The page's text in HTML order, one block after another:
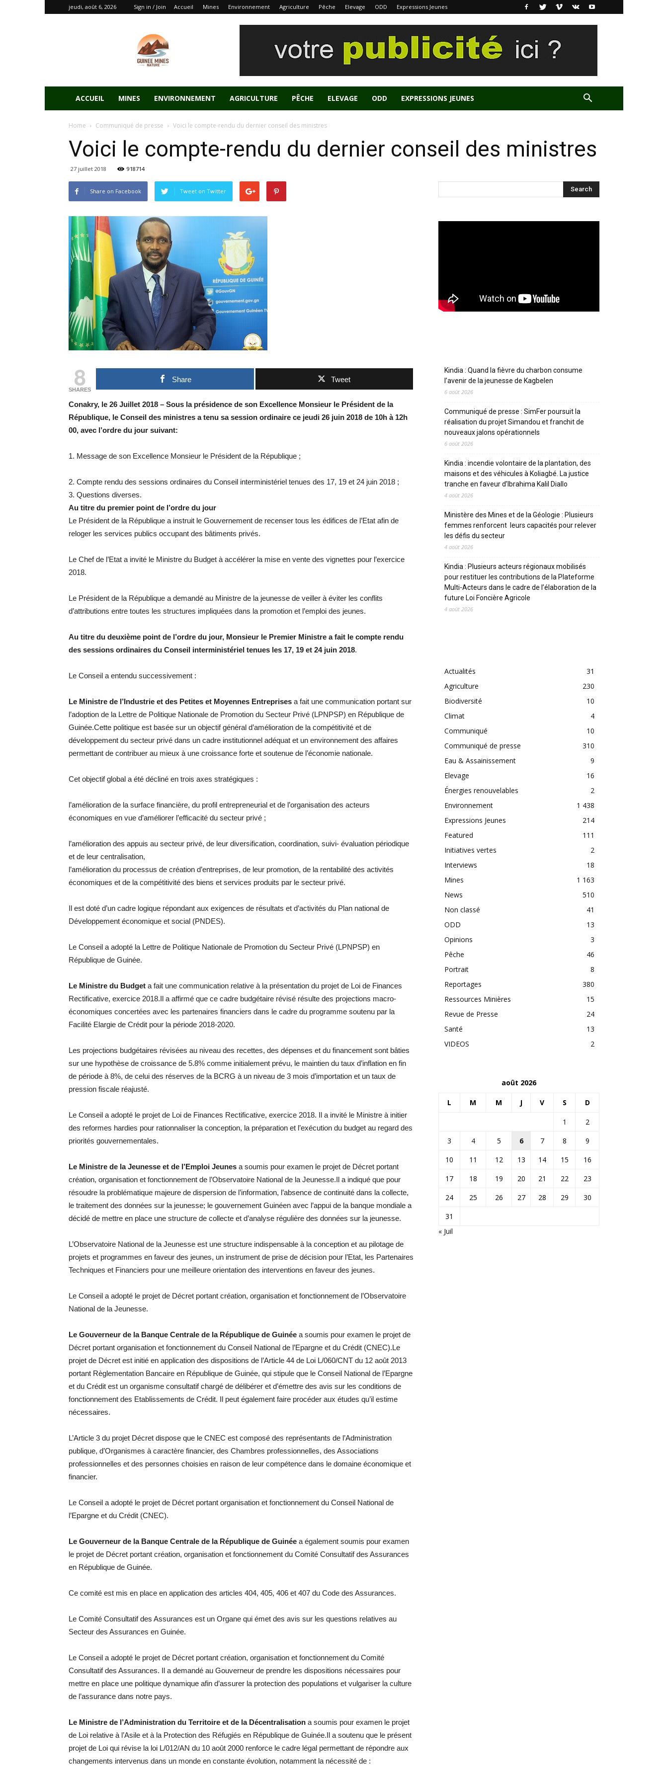
jeudi, août 6, 2026 Sign in / Join Accueil Mines Environnement Agriculture Pêche Elevage ODD Expressions Jeunes
ACCUEIL MINES ENVIRONNEMENT AGRICULTURE PÊCHE ELEVAGE ODD EXPRESSIONS JEUNES
Home Communiqué de presse Voici le compte-rendu du dernier conseil des ministres
Voici le compte-rendu du dernier conseil des ministres
27 juillet 2018 918714
Share on Facebook Tweet on Twitter
8
SHARES
Share Tweet
Conakry, le 26 Juillet 2018 – Sous la présidence de son Excellence Monsieur le Président de la
République, le Conseil des ministres a tenu sa session ordinaire ce jeudi 26 juin 2018 de 10h à 12h
00, avec l’ordre du jour suivant:
1. Message de son Excellence Monsieur le Président de la République ;
2. Compte rendu des sessions ordinaires du Conseil interministériel tenues des 17, 19 et 24 juin 2018 ;
3. Questions diverses.
Au titre du premier point de l’ordre du jour
Le Président de la République a instruit le Gouvernement de recenser tous les édifices de l’Etat afin de
reloger les services publics occupant des bâtiments privés.
Le Chef de l’Etat a invité le Ministre du Budget à accélérer la mise en vente des vignettes pour l’exercice
2018.
Le Président de la République a demandé au Ministre de la jeunesse de veiller à éviter les conflits
d’attributions entre toutes les structures impliquées dans la promotion et l’emploi des jeunes.
Au titre du deuxième point de l’ordre du jour, Monsieur le Premier Ministre a fait le compte rendu
des sessions ordinaires du Conseil interministériel tenues les 17, 19 et 24 juin 2018.
Le Conseil a entendu successivement :
Le Ministre de l’Industrie et des Petites et Moyennes Entreprises a fait une communication portant sur
l’adoption de la Lettre de Politique Nationale de Promotion du Secteur Privé (LPNPSP) en République de
Guinée.Cette politique est basée sur un objectif général d’amélioration de la compétitivité et de
développement du secteur privé dans un cadre institutionnel adéquat et un environnement des affaires
permettant de contribuer au mieux à une croissance forte et soutenue de l’économie nationale.
Cet objectif global a été décliné en trois axes stratégiques :
l’amélioration de la surface financière, du profil entrepreneurial et de l’organisation des acteurs
économiques en vue d’améliorer l’efficacité du secteur privé ;
l’amélioration des appuis au secteur privé, de leur diversification, coordination, suivi- évaluation périodique
et de leur centralisation,
l’amélioration du processus de création d’entreprises, de leur promotion, de la rentabilité des activités
économiques et de la compétitivité des biens et services produits par le secteur privé.
Il est doté d’un cadre logique répondant aux exigences de résultats et d’activités du Plan national de
Développement économique et social (PNDES).
Le Conseil a adopté la Lettre de Politique Nationale de Promotion du Secteur Privé (LPNPSP) en
République de Guinée.
Le Ministre du Budget a fait une communication relative à la présentation du projet de Loi de Finances
Rectificative, exercice 2018.Il a affirmé que ce cadre budgétaire révisé résulte des projections macro-
économiques concertées avec les partenaires financiers dans le cadre du programme soutenu par la
Facilité Elargie de Crédit pour la période 2018-2020.
Les projections budgétaires révisées au niveau des recettes, des dépenses et du financement sont bâties
sur une hypothèse de croissance de 5.8% comme initialement prévu, le maintien du taux d’inflation en fin
de période à 8%, de celui des réserves de la BCRG à un niveau de 3 mois d’importation et un taux de
pression fiscale réajusté.
Le Conseil a adopté le projet de Loi de Finances Rectificative, exercice 2018. Il a invité le Ministre à initier
des reformes hardies pour rationnaliser la conception, la préparation et l’exécution du budget au regard des
priorités gouvernementales.
Le Ministre de la Jeunesse et de l’Emploi Jeunes a soumis pour examen le projet de Décret portant
création, organisation et fonctionnement de l’Observatoire National de la Jeunesse.Il a indiqué que pour
résoudre la problématique majeure de dispersion de l’information, l’absence de continuité dans la collecte,
le traitement des données sur la jeunesse; le gouvernement Guinéen avec l’appui de la banque mondiale a
décidé de mettre en place une structure de collecte et d’analyse régulière des données sur la jeunesse.
L’Observatoire National de la Jeunesse est une structure indispensable à la conception et au pilotage de
projets et programmes en faveur des jeunes, un instrument de prise de décision pour l’Etat, les Partenaires
Techniques et Financiers pour une meilleure orientation des interventions en faveur des jeunes.
Le Conseil a adopté le projet de Décret portant création, organisation et fonctionnement de l’Observatoire
National de la Jeunesse.
Le Gouverneur de la Banque Centrale de la République de Guinée a soumis pour examen le projet de
Décret portant organisation et fonctionnement du Conseil National de l’Epargne et du Crédit (CNEC).Le
projet de Décret est initié en application des dispositions de l’Article 44 de Loi L/060/CNT du 12 août 2013
portant Règlementation Bancaire en République de Guinée, qui stipule que le Conseil National de l’Epargne
et du Crédit est un organisme consultatif chargé de délibérer et d’émettre des avis sur les conditions de
fonctionnement des Etablissements de Crédit. Il peut également faire procéder aux études qu’il estime
nécessaires.
L’Article 3 du projet Décret dispose que le CNEC est composé des représentants de l’Administration
publique, d’Organismes à caractère financier, des Chambres professionnelles, des Associations
professionnelles et des personnes choisies en raison de leur compétence dans le domaine économique et
financier.
Le Conseil a adopté le projet de Décret portant organisation et fonctionnement du Conseil National de
l’Epargne et du Crédit (CNEC).
Le Gouverneur de la Banque Centrale de la République de Guinée a également soumis pour examen
le projet de Décret portant création, organisation et fonctionnement du Comité Consultatif des Assurances
en République de Guinée.
Ce comité est mis en place en application des articles 404, 405, 406 et 407 du Code des Assurances.
Le Comité Consultatif des Assurances est un Organe qui émet des avis sur les questions relatives au
Secteur des Assurances en Guinée.
Le Conseil a adopté le projet de Décret portant création, organisation et fonctionnement du Comité
Consultatif des Assurances. Il a demandé au Gouverneur de prendre les dispositions nécessaires pour
mettre en place une politique dynamique afin d’assurer la protection des populations et vulgariser la culture
de l’assurance dans notre pays.
Le Ministre de l’Administration du Territoire et de la Décentralisation a soumis pour examen le projet
de Loi relative à l’Asile et à la Protection des Réfugiés en République de Guinée.Il a soutenu que le présent
projet de Loi qui révise la loi L/012/AN du 10 août 2000 renforce le cadre légal permettant de répondre aux
changements intervenus dans un monde en constante évolution, notamment la nécessité de :
Kindia : Quand la fièvre du charbon consume
l’avenir de la jeunesse de Kagbelen
6 août 2026
Communiqué de presse : SimFer poursuit la
réalisation du projet Simandou et franchit de
nouveaux jalons opérationnels
6 août 2026
Kindia : incendie volontaire de la plantation, des
maisons et des véhicules à Koliagbé. La justice
tranche en faveur d’Ibrahima Kalil Diallo
4 août 2026
Ministère des Mines et de la Géologie : Plusieurs
femmes renforcent leurs capacités pour relever
les défis du secteur
4 août 2026
Kindia : Plusieurs acteurs régionaux mobilisés
pour restituer les contributions de la Plateforme
Multi-Acteurs dans le cadre de l’élaboration de la
future Loi Foncière Agricole
4 août 2026
Actualités
31
Agriculture
230
Biodiversité
10
Climat
4
Communiqué
10
Communiqué de presse
310
Eau & Assainissement
9
Elevage
16
Énergies renouvelables
2
Environnement
1 438
Expressions Jeunes
214
Featured
111
Initiatives vertes
2
Interviews
18
Mines
1 163
News
510
Non classé
41
ODD
13
Opinions
3
Pêche
46
Portrait
8
Reportages
380
Ressources Minières
15
Revue de Presse
24
Santé
13
VIDEOS
2
août 2026
L M M J V S D
1
2
3
4 5 6 7 8
9
10
11 12 13 14 15
16
17
18 19 20 21 22
23
24
25 26 27 28 29
30
31
« Juil